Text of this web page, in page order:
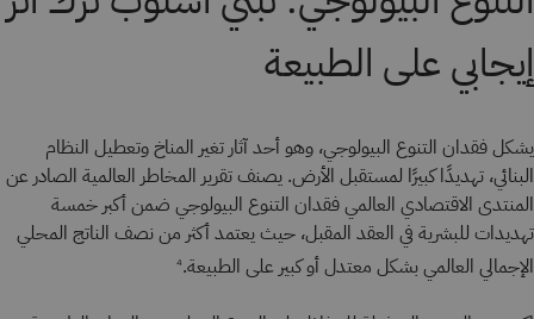
إيجابي على الطبيعة
يشكل فقدان التنوع البيولوجي، وهو أحد آثار تغير المناخ وتعطيل النظام
البنائي، تهديدًا كبيرًا لمستقبل الأرض. يصنف تقرير المخاطر العالمية الصادر عن
المنتدى الاقتصادي العالمي فقدان التنوع البيولوجي ضمن أكبر خمسة
تهديدات للبشرية في العقد المقبل، حيث يعتمد أكثر من نصف الناتج المحلي
الإجمالي العالمي بشكل معتدل أو كبير على الطبيعة.4